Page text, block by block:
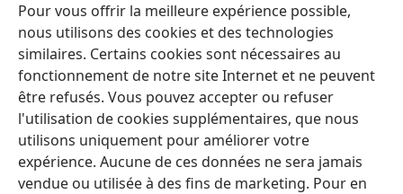
Pour vous offrir la meilleure expérience possible,
nous utilisons des cookies et des technologies
similaires. Certains cookies sont nécessaires au
fonctionnement de notre site Internet et ne peuvent
être refusés. Vous pouvez accepter ou refuser
l'utilisation de cookies supplémentaires, que nous
utilisons uniquement pour améliorer votre
expérience. Aucune de ces données ne sera jamais
vendue ou utilisée à des fins de marketing. Pour en
(ouvre
une
nouvelle
fenêtre)
Bibliothèque en ligne
(ouvre
une
nouvelle
fenêtre)
JW Hub®
(ouvre
une
nouvelle
fenêtre)
JW Library
Watchtower Library